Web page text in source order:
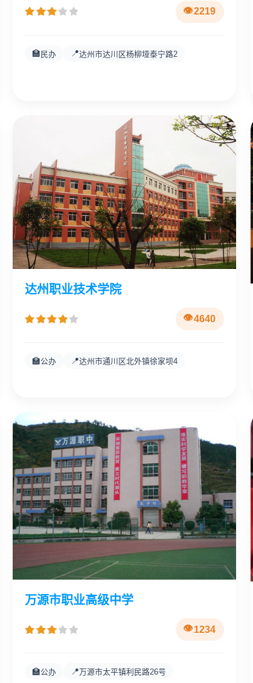
2219
🏫民办 📍达州市达川区杨柳垭泰宁路2
达州职业技术学院
4640
🏫公办 📍达州市通川区北外镇徐家坝4
万源市职业高级中学
1234
🏫公办 📍万源市太平镇利民路26号